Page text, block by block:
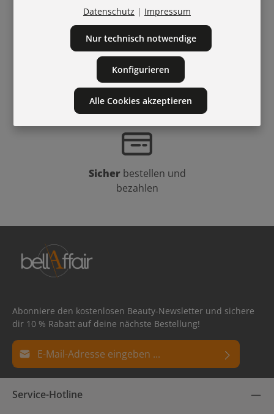
Tel.+43311221216
Treuepunkte
bei
jedem Einkauf
Sicher bestellen und
bezahlen
Abonniere den kostenlosen Beauty-Newsletter und sichere
dir 10 % Rabatt auf deine nächste Bestellung!
E-Mail-Adresse*
Datenschutz
Ich habe dieDatenschutzbestimmungen
Die mit einem Stern (*) markierten Felder sind
Pflichtfelder.
Service-Hotline
Datenschutz | Impressum
Nur technisch notwendige
Konfigurieren
Alle Cookies akzeptieren